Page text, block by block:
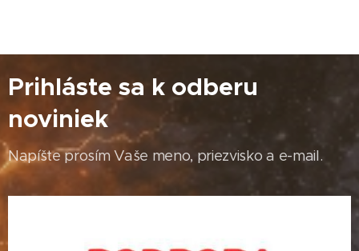
Prihláste sa k odberu
noviniek
Napíšte prosím Vaše meno, priezvisko a e-mail.